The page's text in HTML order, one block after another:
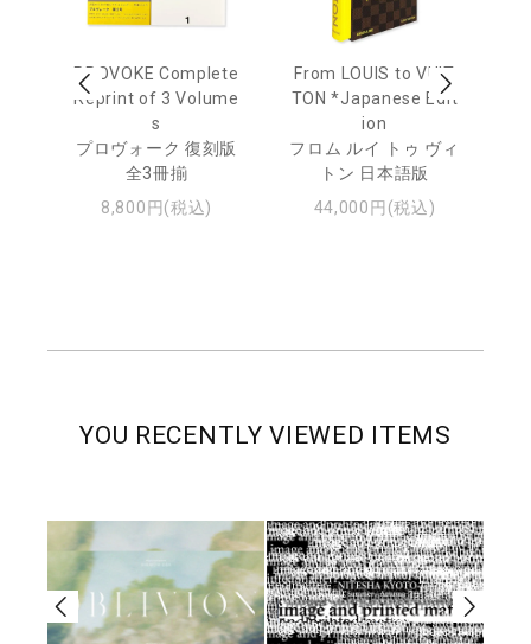
PROVOKE Complete
Reprint of 3 Volume
s
プロヴォーク 復刻版
全3冊揃
8,800円(税込)
From LOUIS to VUIT
TON *Japanese Edit
ion
フロム ルイ トゥ ヴィ
トン 日本語版
44,000円(税込)
YOU RECENTLY VIEWED ITEMS